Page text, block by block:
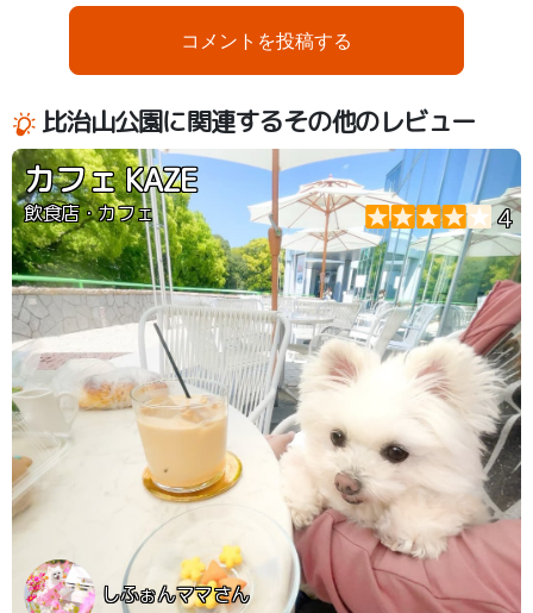
コメントを投稿する
比治山公園に関連するその他のレビュー
カフェ KAZE
飲食店・カフェ 4
しふぉんママさん